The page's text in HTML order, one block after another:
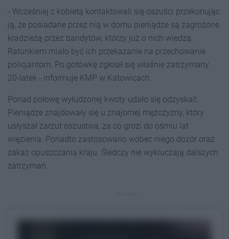
- Wcześniej z kobietą kontaktowali się oszuści przekonując
ją, że posiadane przez nią w domu pieniądze są zagrożone
kradzieżą przez bandytów, którzy już o nich wiedzą.
Ratunkiem miało być ich przekazanie na przechowanie
policjantom. Po gotówkę zgłosił się właśnie zatrzymany
20-latek - informuje KMP w Katowicach.
Ponad połowę wyłudzonej kwoty udało się odzyskać.
Pieniądze znajdowały się u znajomej mężczyzny, który
usłyszał zarzut oszustwa, za co grozi do ośmiu lat
więzienia. Ponadto zastosowano wobec niego dozór oraz
zakaz opuszczania kraju. Śledczy nie wykluczają dalszych
zatrzymań.